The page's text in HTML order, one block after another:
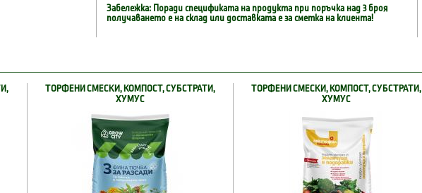
Забележка: Поради спецификата на продукта при поръчка над 3 броя
получаването е на склад или доставката е за сметка на клиента!
ТОРФЕНИ СМЕСКИ, КОМПОСТ, СУБСТРАТИ,
ХУМУС
ТОРФЕНИ СМЕСКИ, КОМПОСТ, СУБСТРАТИ,
ХУМУС